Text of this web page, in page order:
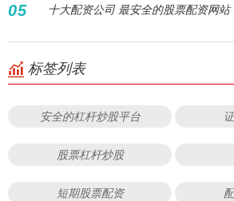
05 十大配资公司 最安全的股票配资网
标签列表
安全的杠杆炒股平台
股票杠杆炒股
短期股票配资